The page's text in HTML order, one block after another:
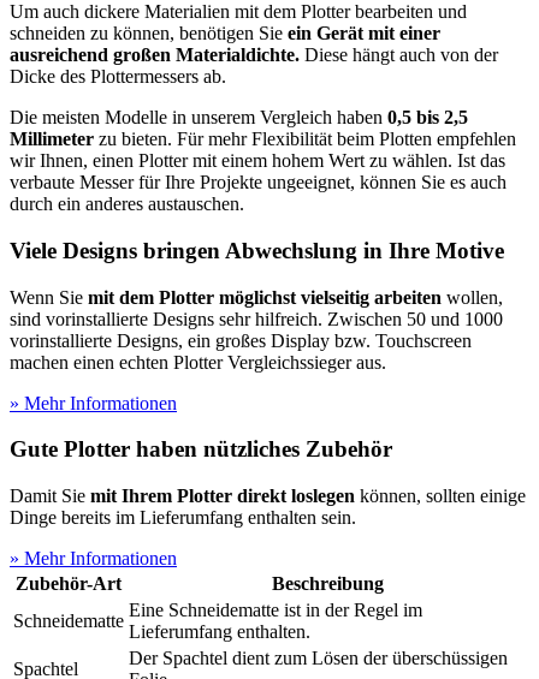
Um auch dickere Materialien mit dem Plotter bearbeiten und
schneiden zu können, benötigen Sie ein Gerät mit einer
ausreichend großen Materialdichte. Diese hängt auch von der
Dicke des Plottermessers ab.
Die meisten Modelle in unserem Vergleich haben 0,5 bis 2,5
Millimeter zu bieten. Für mehr Flexibilität beim Plotten empfehlen
wir Ihnen, einen Plotter mit einem hohem Wert zu wählen. Ist das
verbaute Messer für Ihre Projekte ungeeignet, können Sie es auch
durch ein anderes austauschen.
Viele Designs bringen Abwechslung in Ihre Motive
Wenn Sie mit dem Plotter möglichst vielseitig arbeiten wollen,
sind vorinstallierte Designs sehr hilfreich. Zwischen 50 und 1000
vorinstallierte Designs, ein großes Display bzw. Touchscreen
machen einen echten Plotter Vergleichssieger aus.
» Mehr Informationen
Gute Plotter haben nützliches Zubehör
Damit Sie mit Ihrem Plotter direkt loslegen können, sollten einige
Dinge bereits im Lieferumfang enthalten sein.
» Mehr Informationen
Zubehör-Art
Beschreibung
Schneidematte
Eine Schneidematte ist in der Regel im
Lieferumfang enthalten.
Spachtel
Der Spachtel dient zum Lösen der überschüssigen